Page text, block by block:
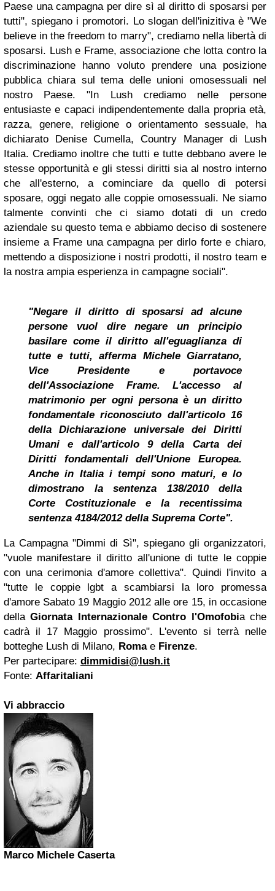
Paese una campagna per dire sì al diritto di sposarsi per
tutti", spiegano i promotori. Lo slogan dell'inizitiva è "We
believe in the freedom to marry", crediamo nella libertà di
sposarsi. Lush e Frame, associazione che lotta contro la
discriminazione hanno voluto prendere una posizione
pubblica chiara sul tema delle unioni omosessuali nel
nostro Paese. "In Lush crediamo nelle persone
entusiaste e capaci indipendentemente dalla propria età,
razza, genere, religione o orientamento sessuale, ha
dichiarato Denise Cumella, Country Manager di Lush
Italia. Crediamo inoltre che tutti e tutte debbano avere le
stesse opportunità e gli stessi diritti sia al nostro interno
che all'esterno, a cominciare da quello di potersi
sposare, oggi negato alle coppie omosessuali. Ne siamo
talmente convinti che ci siamo dotati di un credo
aziendale su questo tema e abbiamo deciso di sostenere
insieme a Frame una campagna per dirlo forte e chiaro,
mettendo a disposizione i nostri prodotti, il nostro team e
la nostra ampia esperienza in campagne sociali".
"Negare il diritto di sposarsi ad alcune
persone vuol dire negare un principio
basilare come il diritto all'eguaglianza di
tutte e tutti, afferma Michele Giarratano,
Vice Presidente e portavoce
dell'Associazione Frame. L'accesso al
matrimonio per ogni persona è un diritto
fondamentale riconosciuto dall'articolo 16
della Dichiarazione universale dei Diritti
Umani e dall'articolo 9 della Carta dei
Diritti fondamentali dell'Unione Europea.
Anche in Italia i tempi sono maturi, e lo
dimostrano la sentenza 138/2010 della
Corte Costituzionale e la recentissima
sentenza 4184/2012 della Suprema Corte".
La Campagna "Dimmi di Sì", spiegano gli organizzatori,
"vuole manifestare il diritto all'unione di tutte le coppie
con una cerimonia d'amore collettiva". Quindi l'invito a
"tutte le coppie lgbt a scambiarsi la loro promessa
d'amore Sabato 19 Maggio 2012 alle ore 15, in occasione
dellaGiornata Internazionale Contro l'Omofobia che
cadrà il 17 Maggio prossimo". L'evento si terrà nelle
botteghe Lush di Milano, Romae Firenze.
Per partecipare: dimmidisi@lush.it
Fonte: Affaritaliani
Vi abbraccio
Marco Michele Caserta